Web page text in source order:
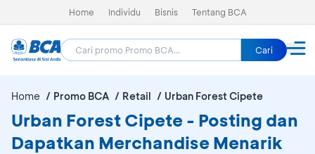
Home Individu Bisnis Tentang BCA
Cari
Home Promo BCA Retail Urban Forest Cipete
Urban Forest Cipete - Posting dan
Dapatkan Merchandise Menarik